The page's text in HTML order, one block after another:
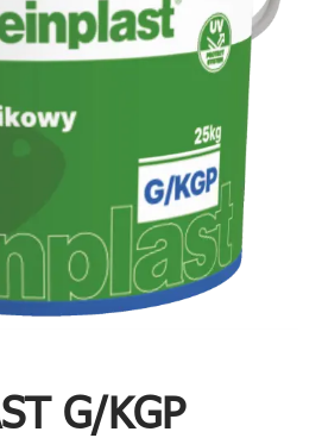
G/KGP